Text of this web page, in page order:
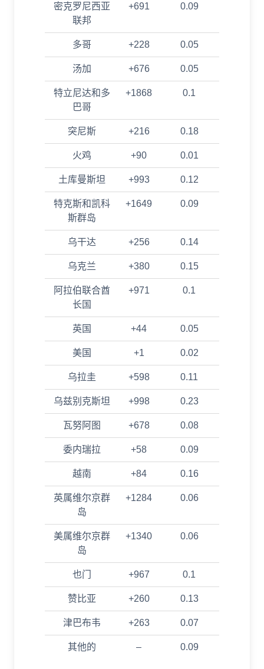
密克罗尼西亚
联邦
+691 0.09
多哥 +228 0.05
汤加 +676 0.05
特立尼达和多
巴哥
+1868 0.1
突尼斯 +216 0.18
火鸡 +90 0.01
土库曼斯坦 +993 0.12
特克斯和凯科
斯群岛
+1649 0.09
乌干达 +256 0.14
乌克兰 +380 0.15
阿拉伯联合酋
长国
+971 0.1
英国 +44 0.05
美国 +1 0.02
乌拉圭 +598 0.11
乌兹别克斯坦 +998 0.23
瓦努阿图 +678 0.08
委内瑞拉 +58 0.09
越南 +84 0.16
英属维尔京群
岛
+1284 0.06
美属维尔京群
岛
+1340 0.06
也门 +967 0.1
赞比亚 +260 0.13
津巴布韦 +263 0.07
其他的 – 0.09